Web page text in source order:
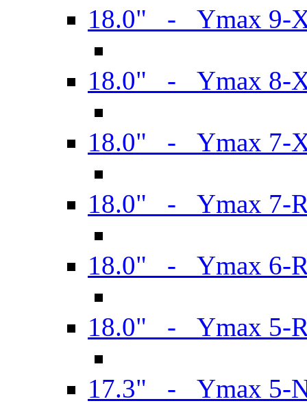
18.0" - Ymax 9-
18.0" - Ymax 8-
18.0" - Ymax 7-
18.0" - Ymax 7-
18.0" - Ymax 6-
18.0" - Ymax 5-
17.3" - Ymax 5-